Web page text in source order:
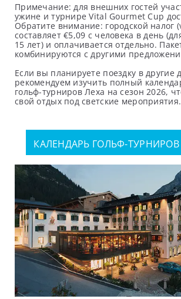
Примечание: для внешних гостей
ужине и турнире Vital Gourmet Cup
Обратите внимание: городской налог
составляет €5,09 с человека в день
15 лет) и оплачивается отдельно.
комбинируются с другими
Если вы планируете поездку в другие
рекомендуем изучить полный
гольф-турниров Леха на сезон 2026,
свой отдых под светские мероприятия.
КАЛЕНДАРЬ ГОЛЬФ-ТУРНИРОВ